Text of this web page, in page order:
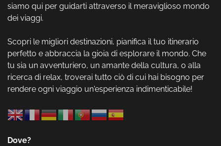
siamo qui per guidarti attraverso il meraviglioso mondo
dei viaggi.
Scopri le migliori destinazioni, pianifica il tuo itinerario
perfetto e abbraccia la gioia di esplorare il mondo. Che
tu sia un avventuriero, un amante della cultura, o alla
ricerca di relax, troverai tutto ciò di cui hai bisogno per
rendere ogni viaggio un'esperienza indimenticabile!
Dove?